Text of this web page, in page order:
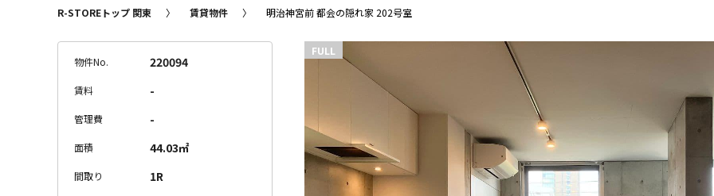
R-STOREトップ 関東 賃貸物件 明治神宮前 都会の隠れ家 202号室
FULL
物件No. 220094
賃料 -
管理費 -
面積 44.03㎡
間取り 1R